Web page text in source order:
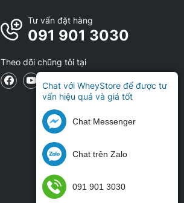
Tư vấn đặt hàng
091 901 3030
Theo dõi chũng tôi tại
Chat với WheyStore để được tư
vấn hiệu quả và giá tốt
Chat Messenger
Chat trên Zalo
091 901 3030